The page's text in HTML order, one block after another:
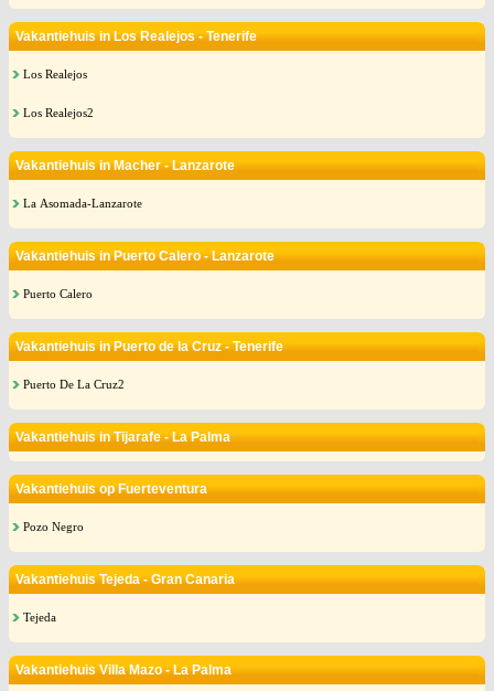
Vakantiehuis in Los Realejos - Tenerife
Los Realejos
Los Realejos2
Vakantiehuis in Macher - Lanzarote
La Asomada-Lanzarote
Vakantiehuis in Puerto Calero - Lanzarote
Puerto Calero
Vakantiehuis in Puerto de la Cruz - Tenerife
Puerto De La Cruz2
Vakantiehuis in Tijarafe - La Palma
Vakantiehuis op Fuerteventura
Pozo Negro
Vakantiehuis Tejeda - Gran Canaria
Tejeda
Vakantiehuis Villa Mazo - La Palma